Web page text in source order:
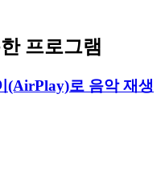
프로그램
(AirPlay)로 음악 재생